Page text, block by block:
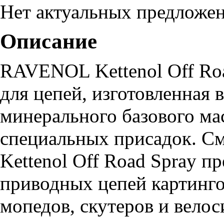
Нет актуальных
Описание
RAVENOL Kettenol Off
для цепей, изготовленная
минерального базового
специальных присадок.
Kettenol Off Road Spray
приводных цепей
мопедов, скутеров и